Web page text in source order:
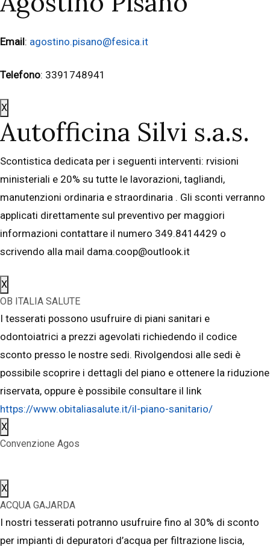
Email: agostino.pisano@fesica.it
Telefono: 3391748941
X
Autofficina Silvi s.a.s.
Scontistica dedicata per i seguenti interventi: rvisioni
ministeriali e 20% su tutte le lavorazioni, tagliandi,
manutenzioni ordinaria e straordinaria . Gli sconti verranno
applicati direttamente sul preventivo per maggiori
informazioni contattare il numero 349.8414429 o
scrivendo alla mail dama.coop@outlook.it
X
OB ITALIA SALUTE
I tesserati possono usufruire di piani sanitari e
odontoiatrici a prezzi agevolati richiedendo il codice
sconto presso le nostre sedi. Rivolgendosi alle sedi è
possibile scoprire i dettagli del piano e ottenere la riduzione
riservata, oppure è possibile consultare il link
https://www.obitaliasalute.it/il-piano-sanitario/
X
Convenzione Agos
X
ACQUA GAJARDA
I nostri tesserati potranno usufruire fino al 30% di sconto
per impianti di depuratori d’acqua per filtrazione liscia,